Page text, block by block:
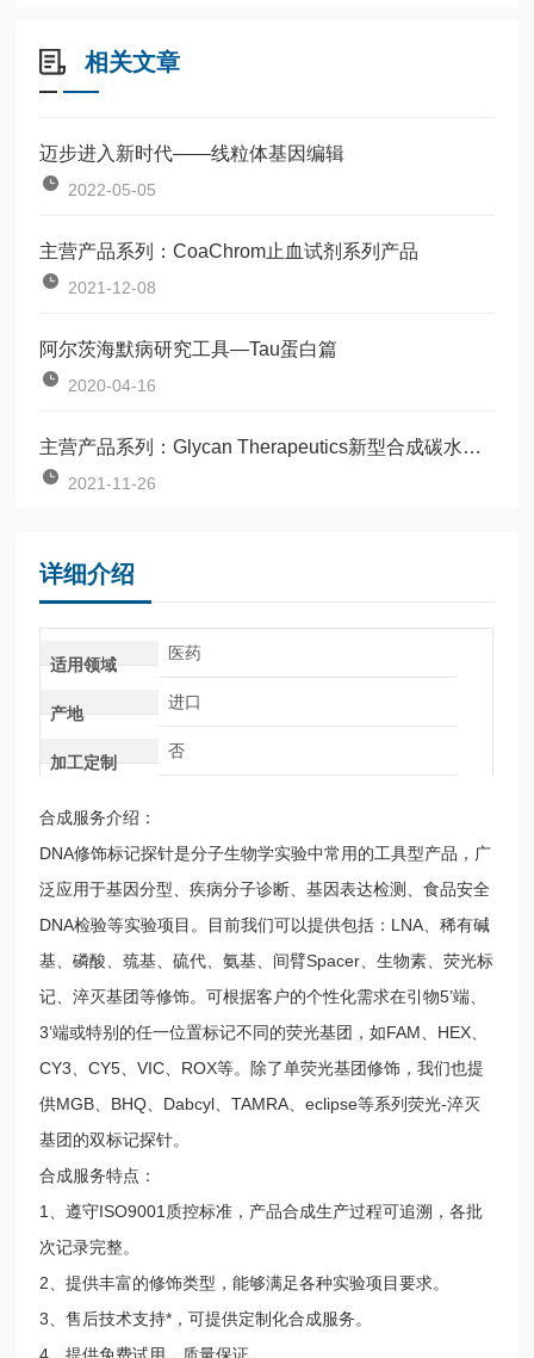
相关文章
迈步进入新时代——线粒体基因编辑
2022-05-05
主营产品系列：CoaChrom止血试剂系列产品
2021-12-08
阿尔茨海默病研究工具—Tau蛋白篇
2020-04-16
主营产品系列：Glycan Therapeutics新型合成碳水化合物
2021-11-26
详细介绍
适用领域
医药
产地
进口
加工定制
否
合成服务介绍：
DNA修饰标记探针是分子生物学实验中常用的工具型产品，广
泛应用于基因分型、疾病分子诊断、基因表达检测、食品安全
DNA检验等实验项目。目前我们可以提供包括：LNA、稀有碱
基、磷酸、巯基、硫代、氨基、间臂Spacer、生物素、荧光标
记、淬灭基团等修饰。可根据客户的个性化需求在引物5’端、
3’端或特别的任一位置标记不同的荧光基团，如FAM、HEX、
CY3、CY5、VIC、ROX等。除了单荧光基团修饰，我们也提
供MGB、BHQ、Dabcyl、TAMRA、eclipse等系列荧光-淬灭
基团的双标记探针。
合成服务特点：
1、遵守ISO9001质控标准，产品合成生产过程可追溯，各批
次记录完整。
2、提供丰富的修饰类型，能够满足各种实验项目要求。
3、售后技术支持*，可提供定制化合成服务。